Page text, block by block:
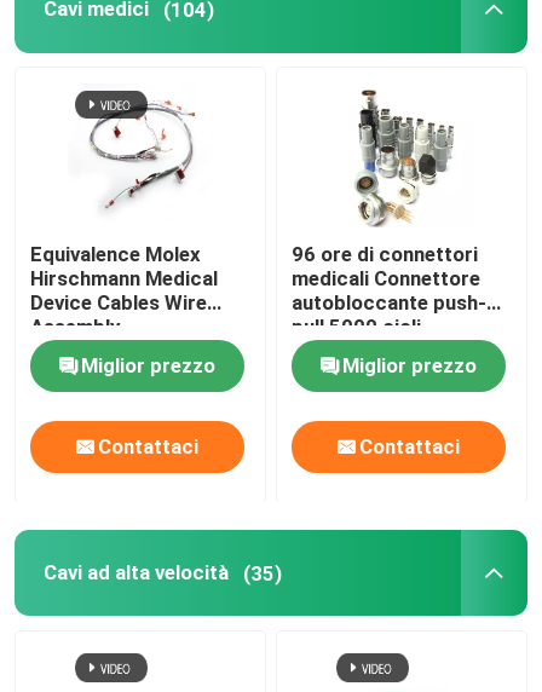
Cavi medici (104)
Equivalence Molex
Hirschmann Medical
Device Cables Wire
Assembly
Miglior prezzo
Contattaci
96 ore di connettori
medicali Connettore
autobloccante push-
pull 5000 cicli
Miglior prezzo
Contattaci
Cavi ad alta velocità (35)